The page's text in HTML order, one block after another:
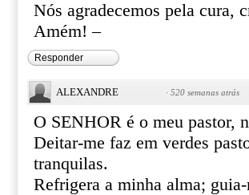
Nós agradecemos pela cura,
Amém! –
Responder
ALEXANDRE · 520 semanas atrás
O SENHOR é o meu pastor,
Deitar-me faz em verdes
tranquilas.
Refrigera a minha alma;